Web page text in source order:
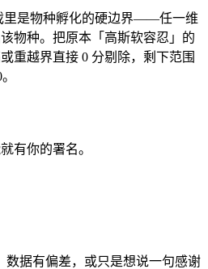
里是物种孵化的硬边界——任一维
物种。把原本「高斯软容忍」的
重越界直接 0 分剔除，剩下范围
有你的署名。
数据有偏差，或只是想说一句感谢